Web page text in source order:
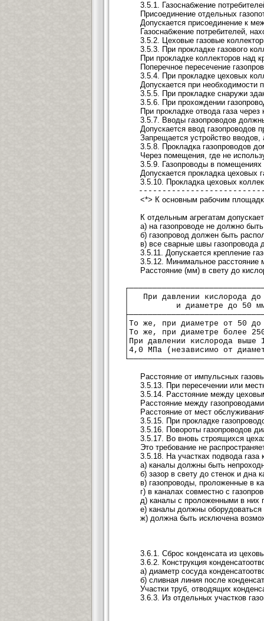
3.5.1. Газоснабжение
Присоединение отдельных
Допускается присоединение к
Газоснабжение потребителей,
3.5.2. Цеховые газовые
3.5.3. При прокладке газового
При прокладке коллекторов над
Поперечное пересечение
3.5.4. При прокладке цеховых
Допускается при необходимости
3.5.5. При прокладке снаружи
3.5.6. При прохождении
При прокладке отвода газа
3.5.7. Вводы газопроводов
Допускается ввод газопроводов
Запрещается устройство
3.5.8. Прокладка газопроводов
Через помещения, где не
3.5.9. Газопроводы в помещениях
Допускается прокладка
3.5.10. Прокладка цеховых
<*> К основным рабочим
К отдельным агрегатам
а) на газопроводе не должно
б) газопровод должен быть
в) все сварные швы газопровода
3.5.11. Допускается крепление
3.5.12. Минимальное расстояние
Расстояние (мм) в свету до
│ При давлении кислорода
│ и диаметре до 50
│То же, при
│То же, при
│При давлении
│4,0 МПа
Расстояние от импульсных
3.5.13. При пересечении или
3.5.14. Расстояние между
Расстояние между
Расстояние от мест
3.5.15. При прокладке
3.5.16. Повороты газопроводов
3.5.17. Во вновь строящихся
Это требование не
3.5.18. На участках подвода газа
а) каналы должны быть
б) зазор в свету до стенок и
в) газопроводы, проложенные в
г) в каналах совместно с
д) каналы с проложенными в них
е) каналы должны оборудоваться
ж) должна быть исключена
3.6.1. Сброс конденсата из
3.6.2. Конструкция
а) диаметр сосуда
б) сливная линия после
Участки труб, отводящих
3.6.3. Из отдельных участков